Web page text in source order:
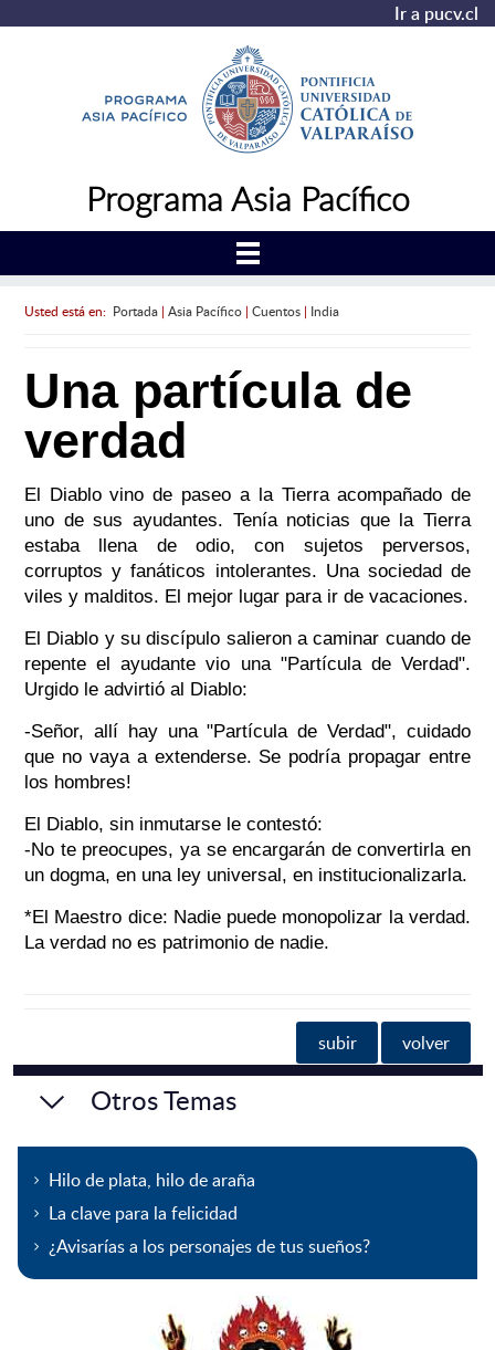
Ir a pucv.cl
Programa Asia Pacífico
Usted está en: Portada| Asia Pacífico| Cuentos| India
Una partícula de
verdad
El Diablo vino de paseo a la Tierra acompañado de
uno de sus ayudantes. Tenía noticias que la Tierra
estaba llena de odio, con sujetos perversos,
corruptos y fanáticos intolerantes. Una sociedad de
viles y malditos. El mejor lugar para ir de vacaciones.
El Diablo y su discípulo salieron a caminar cuando de
repente el ayudante vio una "Partícula de Verdad".
Urgido le advirtió al Diablo:
-Señor, allí hay una "Partícula de Verdad", cuidado
que no vaya a extenderse. Se podría propagar entre
los hombres!
El Diablo, sin inmutarse le contestó:
-No te preocupes, ya se encargarán de convertirla en
un dogma, en una ley universal, en institucionalizarla.
*El Maestro dice: Nadie puede monopolizar la verdad.
La verdad no es patrimonio de nadie.
subir volver
Otros Temas
Hilo de plata, hilo de araña
La clave para la felicidad
¿Avisarías a los personajes de tus sueños?